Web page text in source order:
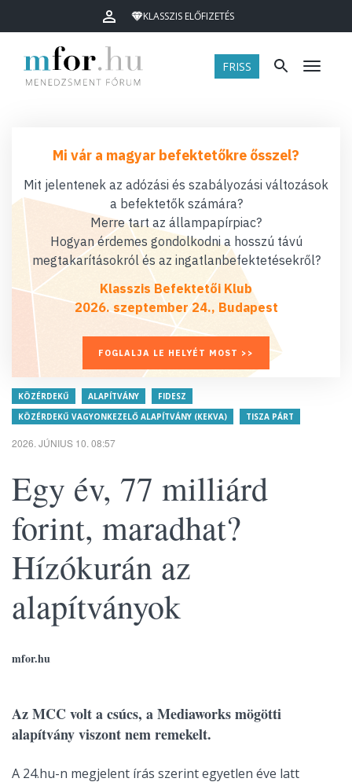
KLASSZIS ELŐFIZETÉS
FRISS Menü
Mi vár a magyar befektetőkre ősszel?
Mit jelentenek az adózási és szabályozási változások
a befektetők számára?
Merre tart az állampapírpiac?
Hogyan érdemes gondolkodni a hosszú távú
megtakarításokról és az ingatlanbefektetésekről?
Klasszis Befektetői Klub
2026. szeptember 24., Budapest
FOGLALJA LE HELYÉT MOST >>
KÖZÉRDEKŰ ALAPÍTVÁNY
FIDESZ
KÖZÉRDEKŰ VAGYONKEZELŐ ALAPÍTVÁNY (KEKVA)
TISZA PÁRT
2026. JÚNIUS 10. 08:57
Egy év, 77 milliárd
forint, maradhat?
Hízókurán az
alapítványok
mfor.hu
Az MCC volt a csúcs, a Mediaworks mögötti
alapítvány viszont nem remekelt.
A 24.hu-n megjelent írás szerint egyetlen éve latt